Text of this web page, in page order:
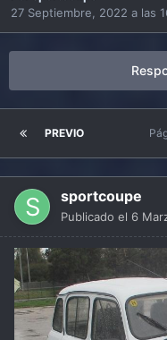
27 Septiembre, 2022 a las
PREVIO
sportcoupe
Publicado el 6